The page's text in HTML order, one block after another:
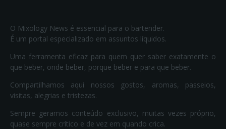
O Mixology News é essencial para o bartender.
É um portal especializado em assuntos líquidos.
Uma ferramenta eficaz para quem quer saber exatamente o
que beber, onde beber, porque beber e para que beber.
Compartilhamos aqui nossos gostos, aromas, passeios,
visitas, alegrias e tristezas.
Sempre geramos conteúdo exclusivo, muitas vezes próprio,
quase sempre crítico e de vez em quando crica.